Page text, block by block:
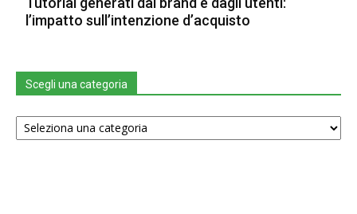
l’impatto sull’intenzione d’acquisto
Scegli una categoria
Scegli
una